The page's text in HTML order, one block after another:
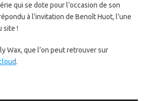
qui se dote pour l’occasion de son
à l’invitation de Benoît Huot, l’une
site !
Wax, que l’on peut retrouver sur
.